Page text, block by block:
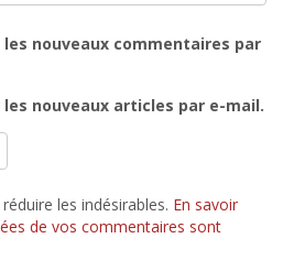
nouveaux commentaires par
nouveaux articles par e-mail.
les indésirables. En savoir
de vos commentaires sont